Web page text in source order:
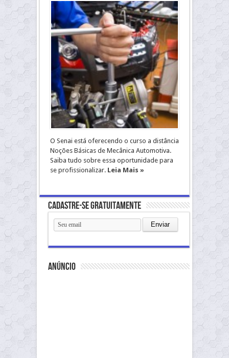
O Senai está oferecendo o curso a distância
Noções Básicas de Mecânica Automotiva.
Saiba tudo sobre essa oportunidade para
se profissionalizar. Leia Mais »
Cadastre-se gratuitamente
anúncio